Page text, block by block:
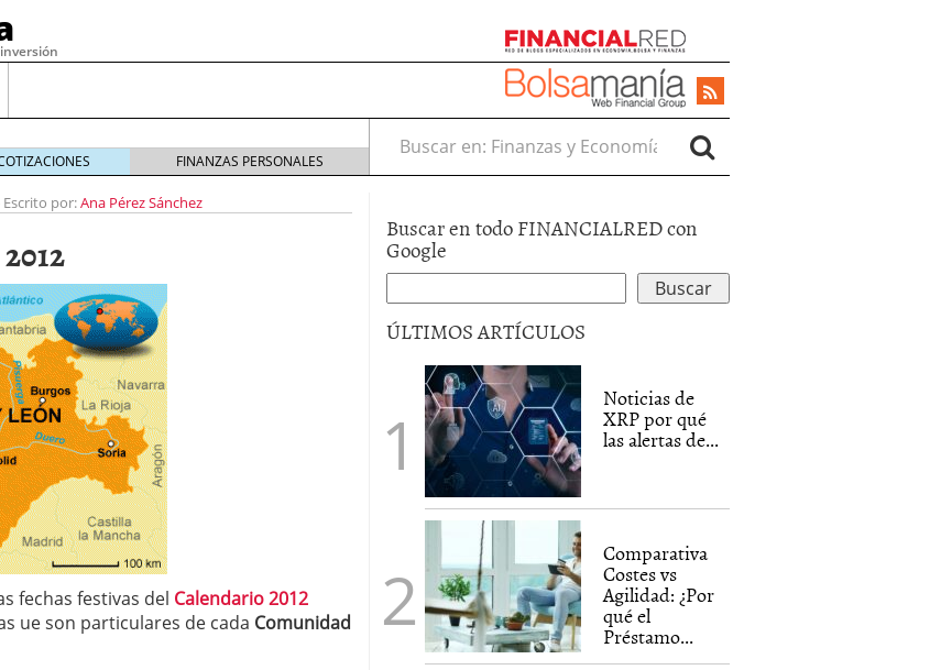
qué el Préstamo Promotor privado
de 2025
esta opción para gestionar tus
una decisión financiera: cómo anticiparte
2025
de venta? 3 de octubre de 2025
FINANZAS PERSONALES
Buscar en:
Escrito por:Ana Pérez Sánchez
fechas festivas del Calendario 2012
ue son particulares de cada Comunidad
Buscar en todo FINANCIALRED con
Google
ÚLTIMOS ARTÍCULOS
Noticias de
XRP por qué
las alertas de...
Comparativa
Costes vs
Agilidad: ¿Por
qué el
Préstamo...